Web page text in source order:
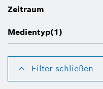
Zeitraum
Medientyp(1)
Filter schließen